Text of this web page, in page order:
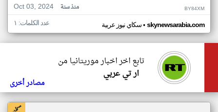
Oct 03, 2024
منذ سنة BY84XM
سكاي نيوز عربية• skynewsarabia.com عدد الكلمات: ١
تابع اخر اخبار موريتانيا من
ار تي عربي
مصادر أخرى